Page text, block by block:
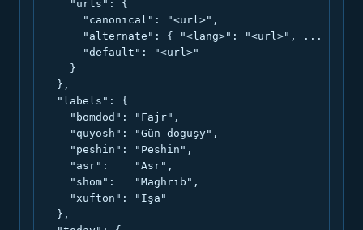
    "urls": {
      "canonical": "<url>",
      "alternate": { "<lang>": "<url>", ... },
      "default": "<url>"
    }
  },
  "labels": {
    "bomdod": "Fajr",
    "quyosh": "Gün doguşy",
    "peshin": "Peshin",
    "asr":    "Asr",
    "shom":   "Maghrib",
    "xufton": "Işa"
  },